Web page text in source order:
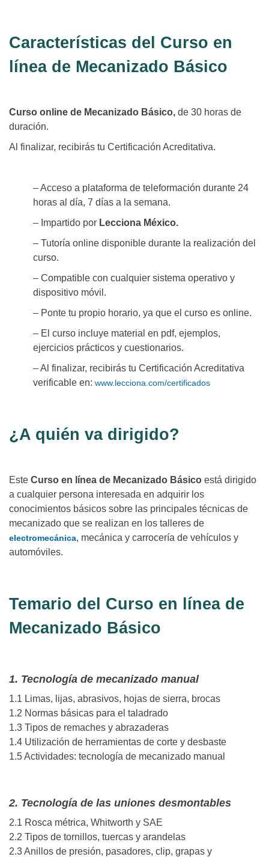
Características del Curso en
línea de Mecanizado Básico
Curso online de Mecanizado Básico, de 30 horas de
duración.
Al finalizar, recibirás tu Certificación Acreditativa.
– Acceso a plataforma de teleformación durante 24
horas al día, 7 días a la semana.
– Impartido por Lecciona México.
– Tutoría online disponible durante la realización del
curso.
– Compatible con cualquier sistema operativo y
dispositivo móvil.
– Ponte tu propio horario, ya que el curso es online.
– El curso incluye material en pdf, ejemplos,
ejercicios prácticos y cuestionarios.
– Al finalizar, recibirás tu Certificación Acreditativa
verificable en: www.lecciona.com/certificados
¿A quién va dirigido?
Este Curso en línea de Mecanizado Básico está dirigido
a cualquier persona interesada en adquirir los
conocimientos básicos sobre las principales técnicas de
mecanizado que se realizan en los talleres de
electromecánica, mecánica y carrocería de vehículos y
automóviles.
Temario del Curso en línea de
Mecanizado Básico
1. Tecnología de mecanizado manual
1.1 Limas, lijas, abrasivos, hojas de sierra, brocas
1.2 Normas básicas para el taladrado
1.3 Tipos de remaches y abrazaderas
1.4 Utilización de herramientas de corte y desbaste
1.5 Actividades: tecnología de mecanizado manual
2. Tecnología de las uniones desmontables
2.1 Rosca métrica, Whitworth y SAE
2.2 Tipos de tornillos, tuercas y arandelas
2.3 Anillos de presión, pasadores, clip, grapas y